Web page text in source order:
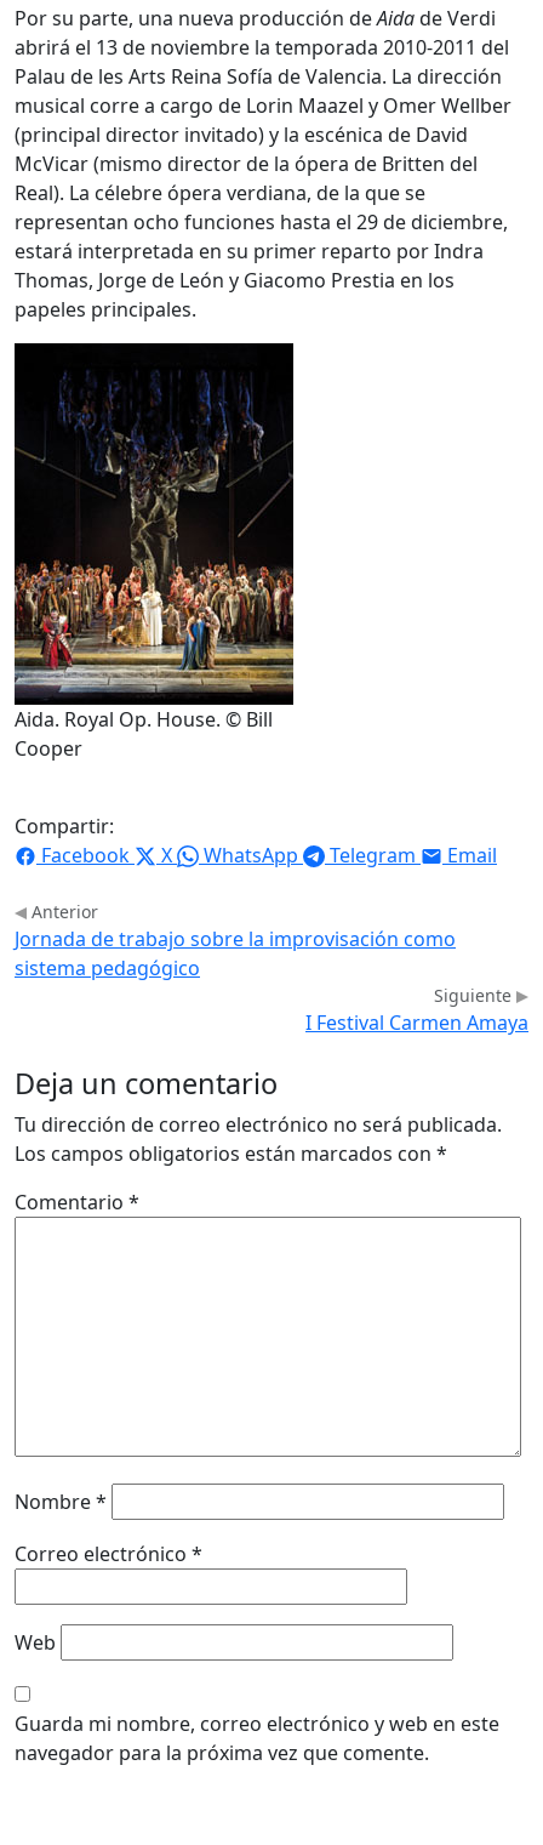
Por su parte, una nueva producción deAidade Verdi
abrirá el 13 de noviembre la temporada 2010-2011 del
Palau de les Arts Reina Sofía de Valencia. La dirección
musical corre a cargo de Lorin Maazel y Omer Wellber
(principal director invitado) y la escénica de David
McVicar (mismo director de la ópera de Britten del
Real). La célebre ópera verdiana, de la que se
representan ocho funciones hasta el 29 de diciembre,
estará interpretada en su primer reparto por Indra
Thomas, Jorge de León y Giacomo Prestia en los
papeles principales.
Aida. Royal Op. House. © Bill
Cooper
Compartir:
Facebook
X WhatsApp Telegram Email
Anterior
Jornada de trabajo sobre la improvisación como
sistema pedagógico
Siguiente
I Festival Carmen Amaya
Deja un comentario
Tu dirección de correo electrónico no será publicada.
Los campos obligatorios están marcados con *
Comentario *
Nombre*
Correo electrónico *
Web
Guarda mi nombre, correo electrónico y web en este
navegador para la próxima vez que comente.